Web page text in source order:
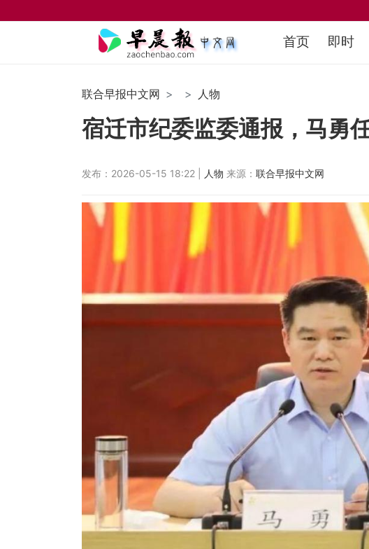
首页 即时
联合早报中文网 人物
宿迁市纪委监委通报，马勇
发布：2026-05-15 18:22 | 人物 来源： 联合早报中文网